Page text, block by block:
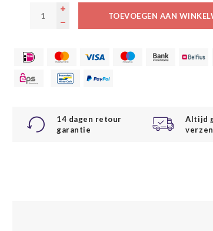
TOEVOEGEN AAN
14 dagen retour
garantie
Altijd